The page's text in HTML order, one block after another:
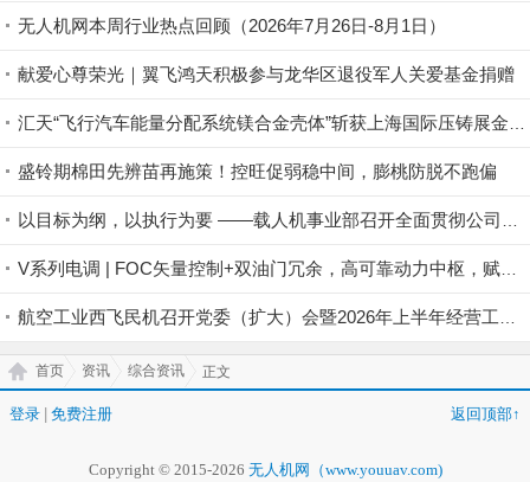
无人机网本周行业热点回顾（2026年7月26日-8月1日）
献爱心尊荣光｜翼飞鸿天积极参与龙华区退役军人关爱基金捐赠
盛铃期棉田先辨苗再施策！控旺促弱稳中间，膨桃防脱不跑偏
首页 资讯 综合资讯 正文
登录 免费注册 返回顶部↑
Copyright © 2015-2026 无人机网（www.youuav.com)